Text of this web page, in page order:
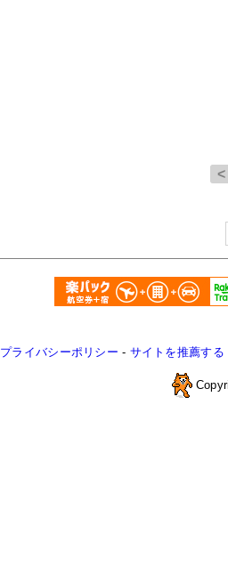
プライバシーポリシー - サイトを推薦する